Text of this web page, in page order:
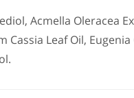
Acmella Oleracea
Leaf Oil,